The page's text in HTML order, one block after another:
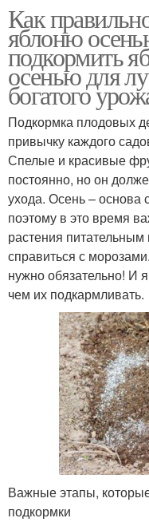
Как
яблоню
подкормить
осенью для
богатого
Подкормка плодовых
привычку каждого
Спелые и красивые
постоянно, но он
ухода. Осень – основа
поэтому в это время
растения
справиться с
нужно обязательно! И
чем их подкармливать.
Важные этапы,
подкормки